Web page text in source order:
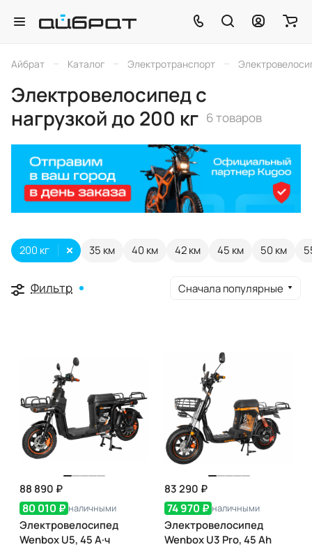
Айбрат – Каталог – Электротранспорт –
Электровелосипед с
нагрузкой до 200 кг 6 товаров
35 км 40 км 42 км 45 км 50 км
200 кг
Фильтр Сначала популярные
88 890 ₽
80 010 ₽ наличными
Электровелосипед
Wenbox U5, 45 А·ч
83 290 ₽
74 970 ₽ наличными
Электровелосипед
Wenbox U3 Pro, 45 Ah